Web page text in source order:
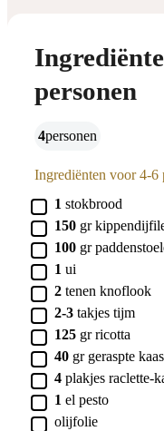
personen
4 personen
Ingrediënten voor 4-6
▢
1 stokbrood
▢
150 gr
▢
100 gr
▢
1 ui
▢
2 tenen knoflook
▢
2-3 takjes tijm
▢
125 gr ricotta
▢
40 gr geraspte kaas
▢
4 plakjes raclette-
▢
1 el pesto
▢
olijfolie